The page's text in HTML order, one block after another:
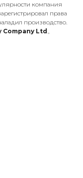
компания
права
производство.
Ltd.,